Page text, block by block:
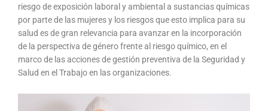
riesgo de exposición laboral y ambiental a sustancias químicas
por parte de las mujeres y los riesgos que esto implica para su
salud es de gran relevancia para avanzar en la incorporación
de la perspectiva de género frente al riesgo químico, en el
marco de las acciones de gestión preventiva de la Seguridad y
Salud en el Trabajo en las organizaciones.